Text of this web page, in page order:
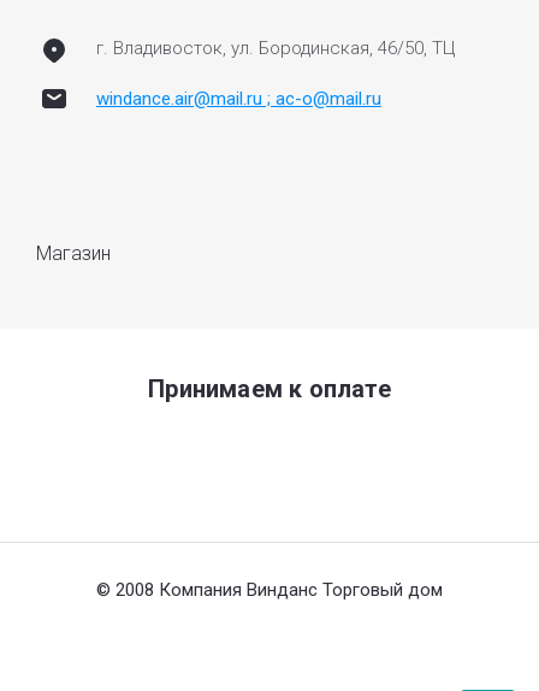
г. Владивосток, ул. Бородинская, 46/50, ТЦ
windance.air@mail.ru ; ac-o@mail.ru
Магазин
Принимаем к оплате
© 2008 Компания Винданс Торговый дом